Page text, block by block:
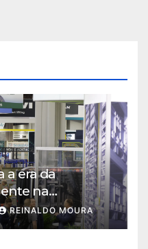
a era da
na
REINALDO MOURA